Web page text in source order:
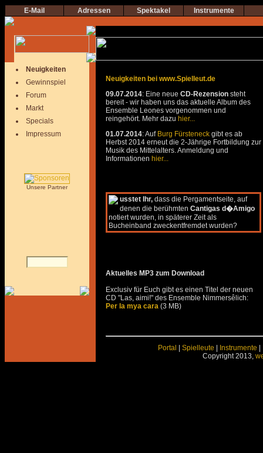
E-Mail Adressen Spektakel Instrumente
Neuigkeiten
Gewinnspiel
Forum
Markt
Specials
Impressum
Unsere Partner
Neuigkeiten bei www.Spielleut.de
09.07.2014: Eine neue CD-Rezension steht
bereit - wir haben uns das aktuelle Album des
Ensemble Leones vorgenommen und
reingehört. Mehr dazu hier...
01.07.2014: Auf Burg Fürsteneck gibt es ab
Herbst 2014 erneut die 2-Jährige Fortbildung zur
Musik des Mittelalters. Anmeldung und
Informationen hier...
usstet Ihr, dass die Pergamentseite, auf
denen die berühmten Cantigas d�Amigo
notiert wurden, in späterer Zeit als
Bucheinband zweckentfremdet wurden?
Aktuelles MP3 zum Download
Exclusiv für Euch gibt es einen Titel der neuen
CD "Las, aimi!" des Ensemble Nimmersêlich:
Per la mya cara (3 MB)
Portal Spielleute Instrumente
Copyright 2013,